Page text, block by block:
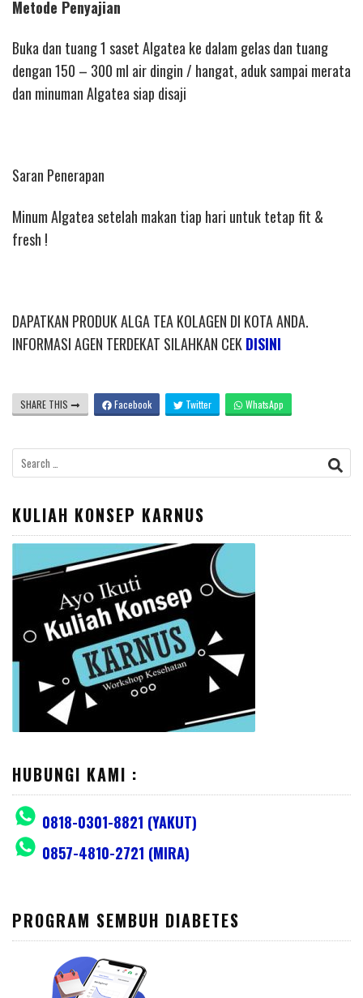
Metode Penyajian
Buka dan tuang 1 saset Algatea ke dalam gelas dan tuang
dengan 150 – 300 ml air dingin / hangat, aduk sampai merata
dan minuman Algatea siap disaji
Saran Penerapan
Minum Algatea setelah makan tiap hari untuk tetap fit &
fresh !
DAPATKAN PRODUK ALGA TEA KOLAGEN DI KOTA ANDA.
INFORMASI AGEN TERDEKAT SILAHKAN CEK DISINI
SHARE THIS Facebook Twitter WhatsApp
Search
for:
KULIAH KONSEP KARNUS
HUBUNGI KAMI :
0818-0301-8821 (YAKUT)
0857-4810-2721 (MIRA)
PROGRAM SEMBUH DIABETES